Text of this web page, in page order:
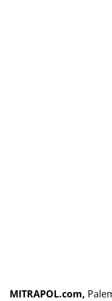
MITRAPOL.com,